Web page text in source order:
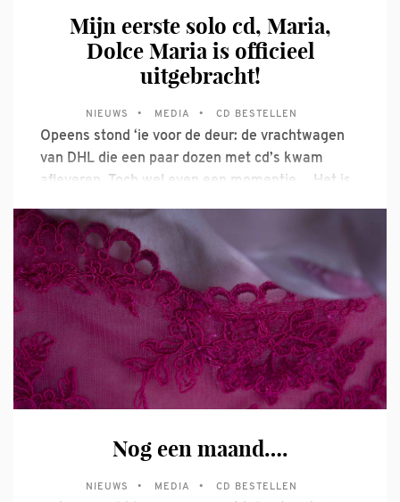
Mijn eerste solo cd, Maria,
Dolce Maria is officieel
uitgebracht!
NIEUWS MEDIA CD BESTELLEN
Opeens stond ‘ie voor de deur: de vrachtwagen
van DHL die een paar dozen met cd’s kwam
afleveren. Toch wel even een momentje… Het is
Brilliant Classics mijn eerste solo cd mocht
opnemen. Een spannend avontuur waar ik
Nog een maand….
NIEUWS MEDIA CD BESTELLEN